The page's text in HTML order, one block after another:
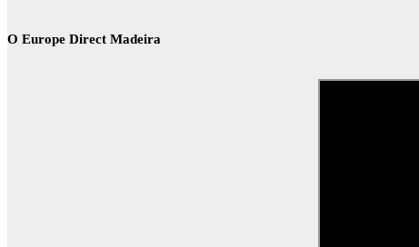
O Europe Direct Madeira